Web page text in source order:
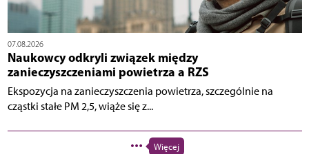
07.08.2026
Naukowcy odkryli związek między
zanieczyszczeniami powietrza a RZS
Ekspozycja na zanieczyszczenia powietrza, szczególnie na
cząstki stałe PM 2,5, wiąże się z...
Więcej